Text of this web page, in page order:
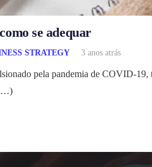
se adequar
STRATEGY 3 anos atrás
pela pandemia de COVID-19,